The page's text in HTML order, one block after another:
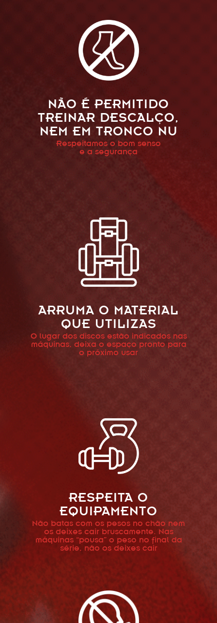
NÃO É PERMITIDO
TREINAR DESCALÇO,
NEM EM TRONCO NU
Respeitamos o bom senso
e a segurança
ARRUMA O MATERIAL
QUE UTILIZAS
O lugar dos discos estão indicados nas
máquinas, deixa o espaço pronto para
o próximo usar
RESPEITA O
EQUIPAMENTO
Não batas com os pesos no chão nem
os deixes cair bruscamente. Nas
máquinas “pousa” o peso no final da
série, não os deixes cair